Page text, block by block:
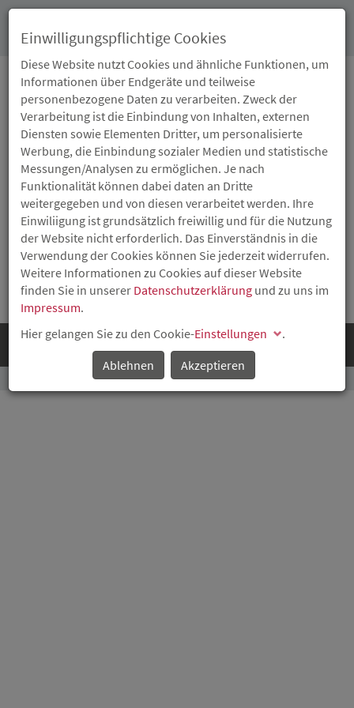
GLOSSAR
BERATUNGS- UND PRÜFBEHÖRDE
Die zuständige Prüfbehörde hat u.a. die Aufgabe Personen mit
berechtigtem Interesse an betreuten Wohngruppen zu
informieren und zu beraten.
Zurück
Einwilligungspflichtige Cookies
Diese Website nutzt Cookies und ähnliche Funktionen, um
Informationen über Endgeräte und teilweise
personenbezogene Daten zu verarbeiten. Zweck der
Verarbeitung ist die Einbindung von Inhalten, externen
Diensten sowie Elementen Dritter, um personalisierte
Werbung, die Einbindung sozialer Medien und statistische
Messungen/Analysen zu ermöglichen. Je nach
Funktionalität können dabei daten an Dritte
weitergegeben und von diesen verarbeitet werden. Ihre
Einwiliigung ist grundsätzlich freiwillig und für die Nutzung
der Website nicht erforderlich. Das Einverständnis in die
Verwendung der Cookies können Sie jederzeit widerrufen.
Weitere Informationen zu Cookies auf dieser Website
finden Sie in unserer Datenschutzerklärung und zu uns im
Impressum.
Hier gelangen Sie zu den Cookie-Einstellungen
.
Ablehnen
Akzeptieren